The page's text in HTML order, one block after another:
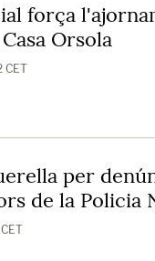
força
Orsola
CET
per
de la Policia